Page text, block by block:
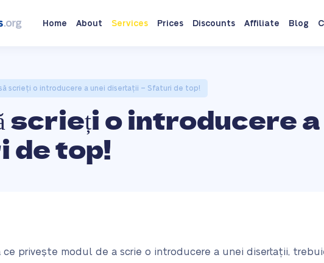
Home About Services Prices Discounts Affiliate Blog
scrieți o introducere a unei disertații – Sfaturi de top!
scrieți o introducere
de top!
ce privește modul de a scrie o introducere a unei disertații,